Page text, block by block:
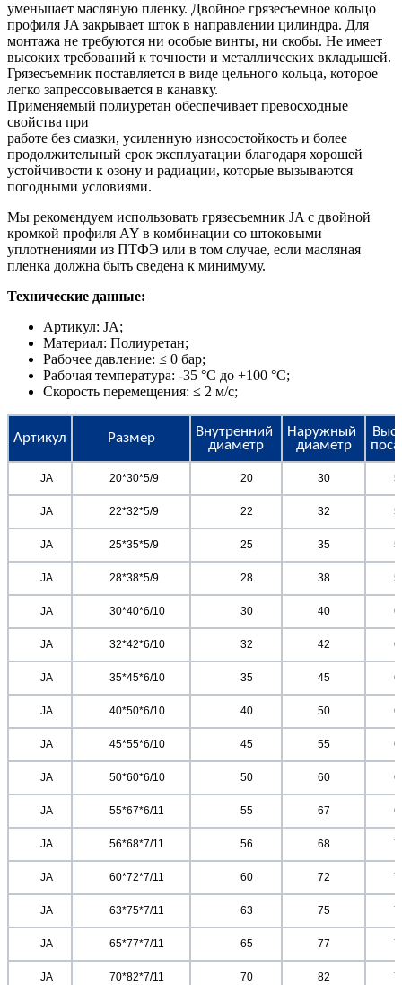
уменьшает масляную пленку. Двойное грязесъемное кольцо
профиля JA закрывает шток в направлении цилиндра. Для
монтажа не требуются ни особые винты, ни скобы. Не имеет
высоких требований к точности и металлических вкладышей.
Грязесъемник поставляется в виде цельного кольца, которое
легко запрессовывается в канавку.
Применяемый полиуретан обеспечивает превосходные
свойства при
работе без смазки, усиленную износостойкость и более
продолжительный срок эксплуатации благодаря хорошей
устойчивости к озону и радиации, которые вызываются
погодными условиями.
Мы рекомендуем использовать грязесъемник JA с двойной
кромкой профиля AY в комбинации со штоковыми
уплотнениями из ПТФЭ или в том случае, если масляная
пленка должна быть сведена к минимуму.
Технические данные:
Артикул: JA;
Материал: Полиуретан;
Рабочее давление: ≤ 0 бар;
Рабочая температура: -35 °C до +100 °C;
Скорость перемещения: ≤ 2 м/с;
Артикул Размер
Внутренний
диаметр
Наружный
диаметр
	JA
	20
30 5
	JA
	22
32 5
	JA
	25
35 5
	JA
	28
38 5
	JA
	30
40 6
	JA
	32
42 6
	JA
	35
45 6
	JA
	40
50 6
	JA
	45
55 6
	JA
	50
60 6
	JA
	55
67 6
	JA
	56
68 7
	JA
	60
72 7
	JA
	63
75 7
	JA
	65
77 7
	JA
	70
82 7